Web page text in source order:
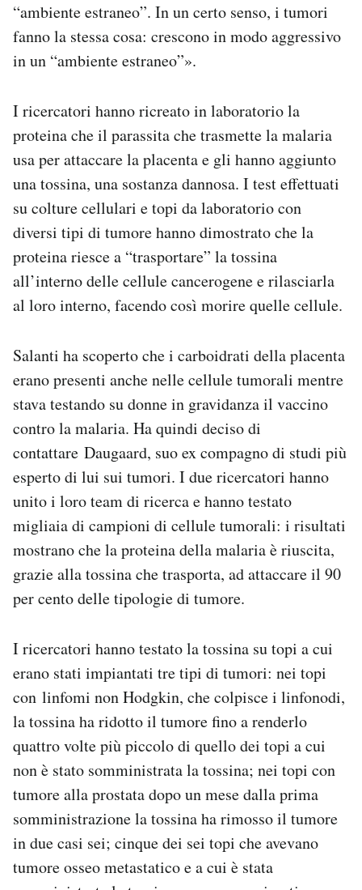
“ambiente estraneo”. In un certo senso, i tumori
fanno la stessa cosa: crescono in modo aggressivo
in un “ambiente estraneo”».
I ricercatori hanno ricreato in laboratorio la
proteina che il parassita che trasmette la malaria
usa per attaccare la placenta e gli hanno aggiunto
una tossina, una sostanza dannosa. I test effettuati
su colture cellulari e topi da laboratorio con
diversi tipi di tumore hanno dimostrato che la
proteina riesce a “trasportare” la tossina
all’interno delle cellule cancerogene e rilasciarla
al loro interno, facendo così morire quelle cellule.
Salanti ha scoperto che i carboidrati della placenta
erano presenti anche nelle cellule tumorali mentre
stava testando su donne in gravidanza il vaccino
contro la malaria. Ha quindi deciso di
contattare Daugaard, suo ex compagno di studi più
esperto di lui sui tumori. I due ricercatori hanno
unito i loro team di ricerca e hanno testato
migliaia di campioni di cellule tumorali: i risultati
mostrano che la proteina della malaria è riuscita,
grazie alla tossina che trasporta, ad attaccare il 90
per cento delle tipologie di tumore.
I ricercatori hanno testato la tossina su topi a cui
erano stati impiantati tre tipi di tumori: nei topi
con linfomi non Hodgkin, che colpisce i linfonodi,
la tossina ha ridotto il tumore fino a renderlo
quattro volte più piccolo di quello dei topi a cui
non è stato somministrata la tossina; nei topi con
tumore alla prostata dopo un mese dalla prima
somministrazione la tossina ha rimosso il tumore
in due casi sei; cinque dei sei topi che avevano
tumore osseo metastatico e a cui è stata